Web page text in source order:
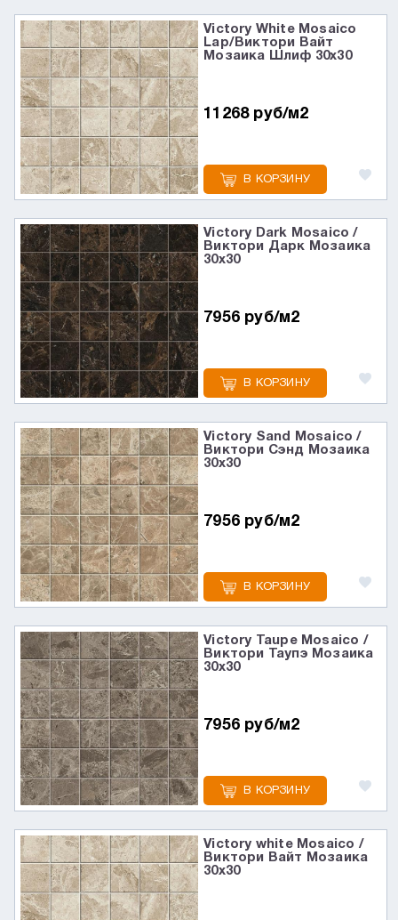
Victory White Mosaico
Lap/Виктори Вайт
Мозаика Шлиф 30x30
11268 руб/м2
В КОРЗИНУ
Victory Dark Mosaico /
Виктори Дарк Мозаика
30x30
7956 руб/м2
В КОРЗИНУ
Victory Sand Mosaico /
Виктори Сэнд Мозаика
30x30
7956 руб/м2
В КОРЗИНУ
Victory Taupe Mosaico /
Виктори Таупэ Мозаика
30x30
7956 руб/м2
В КОРЗИНУ
Victory white Mosaico /
Виктори Вайт Мозаика
30x30